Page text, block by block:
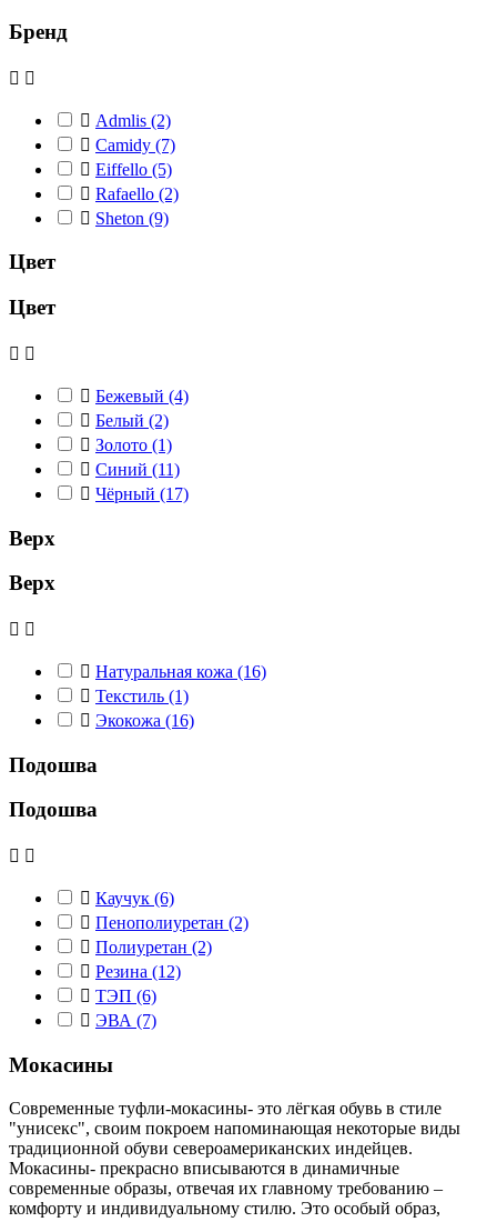
Бренд
 
 Admlis (2)
 Camidy (7)
 Eiffello (5)
 Rafaello (2)
 Sheton (9)
Цвет
Цвет
 
 Бежевый (4)
 Белый (2)
 Золото (1)
 Синий (11)
 Чёрный (17)
Верх
Верх
 
 Натуральная кожа (16)
 Текстиль (1)
 Экокожа (16)
Подошва
Подошва
 
 Каучук (6)
 Пенополиуретан (2)
 Полиуретан (2)
 Резина (12)
 ТЭП (6)
 ЭВА (7)
Мокасины
Современные туфли-мокасины- это лёгкая обувь в стиле
"унисекс", своим покроем напоминающая некоторые виды
традиционной обуви североамериканских индейцев.
Мокасины- прекрасно вписываются в динамичные
современные образы, отвечая их главному требованию –
комфорту и индивидуальному стилю. Это особый образ,